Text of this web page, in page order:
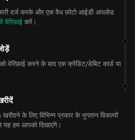
दर्ज करके और एक वैध फ़ोटो आईडी अपलोड
वेरिफ़ाई करें।
वेरिफ़ाई करने के बाद एक क्रेडिट/डेबिट कार्ड या
के लिए विभिन्न प्रकार के भुगतान विकल्पों
हम आपको दिखाएंगे।